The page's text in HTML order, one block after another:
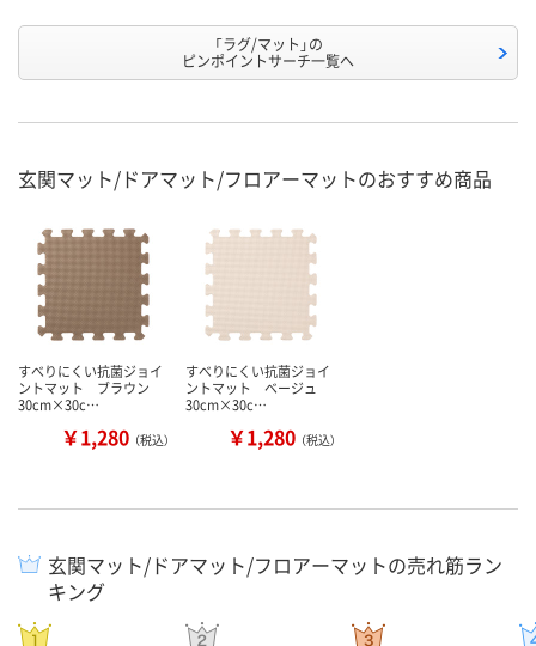
「ラグ/マット」の
ピンポイントサーチ一覧へ
玄関マット/ドアマット/フロアーマットのおすすめ商品
すべりにくい抗菌ジョイ
ントマット ブラウン
30cm×30c…
￥1,280 （税込）
すべりにくい抗菌ジョイ
ントマット ベージュ
30cm×30c…
￥1,280 （税込）
玄関マット/ドアマット/フロアーマットの売れ筋ラン
キング